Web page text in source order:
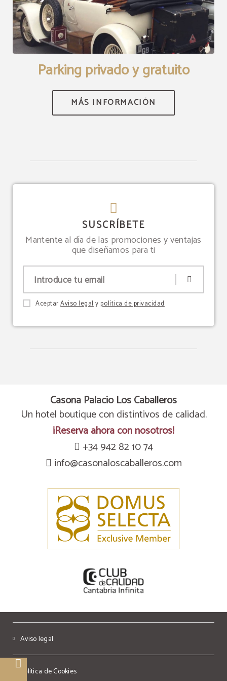
[]
Parking privado y gratuito
SUSCRÍBETE
Mantente al día de las promociones y ventajas
que diseñamos para ti
AceptarAviso legaly política de privacidad
Casona Palacio Los Caballeros
Un hotel boutique con distintivos de calidad.
¡Reserva ahora con nosotros!
+34 942 82 10 74
info@casonaloscaballeros.com
Aviso legal
Política de Cookies